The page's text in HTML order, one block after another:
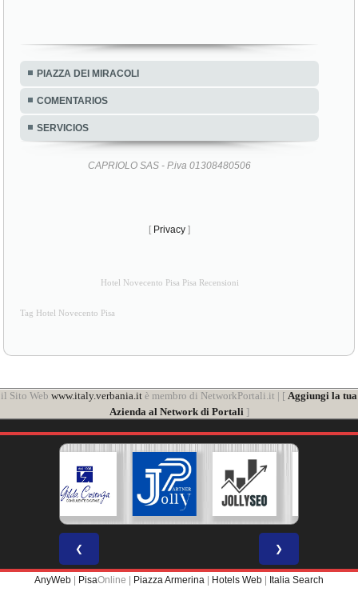
PIAZZA DEI MIRACOLI
COMENTARIOS
SERVICIOS
CAPRIOLO SAS - P.iva 01308480506
[ Privacy ]
Hotel Novecento Pisa Pisa Recensioni
Tag Hotel Novecento Pisa
il Sito Web www.italy.verbania.it è membro di NetworkPortali.it | [ Aggiungi la tua
Azienda al Network di Portali ]
❮ ❯
AnyWeb | PisaOnline | Piazza Armerina | Hotels Web | Italia Search